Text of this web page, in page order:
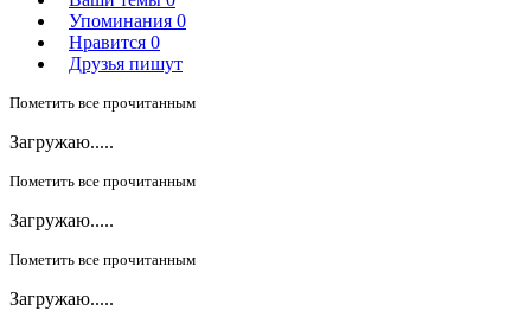
Упоминания 0
Нравится 0
Друзья пишут
Пометить все прочитанным
Загружаю.....
Пометить все прочитанным
Загружаю.....
Пометить все прочитанным
Загружаю.....